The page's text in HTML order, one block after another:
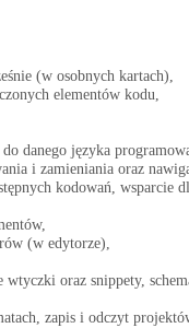
(w osobnych kartach),
elementów kodu,
danego języka
i zamieniania oraz
kodowań, wsparcie
(w edytorze),
oraz snippety,
zapis i odczyt